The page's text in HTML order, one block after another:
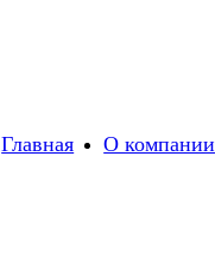
Главная О компании